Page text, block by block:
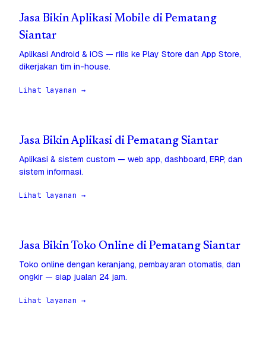
Jasa Bikin Aplikasi Mobile di Pematang
Siantar
Aplikasi Android & iOS — rilis ke Play Store dan App Store,
dikerjakan tim in-house.
Lihat layanan →
Jasa Bikin Aplikasi di Pematang Siantar
Aplikasi & sistem custom — web app, dashboard, ERP, dan
sistem informasi.
Lihat layanan →
Jasa Bikin Toko Online di Pematang Siantar
Toko online dengan keranjang, pembayaran otomatis, dan
ongkir — siap jualan 24 jam.
Lihat layanan →